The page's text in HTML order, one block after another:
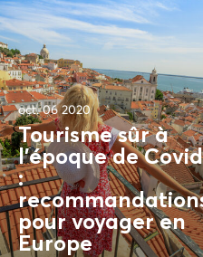
oct. 06 2020
Tourisme sûr à
l'époque de Covid
:
pour voyager en
Europe